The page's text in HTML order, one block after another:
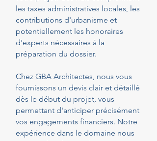
les taxes administratives locales, les
contributions d'urbanisme et
potentiellement les honoraires
d'experts nécessaires à la
préparation du dossier.
Chez GBA Architectes, nous vous
fournissons un devis clair et détaillé
dès le début du projet, vous
permettant d'anticiper précisément
vos engagements financiers. Notre
expérience dans le domaine nous